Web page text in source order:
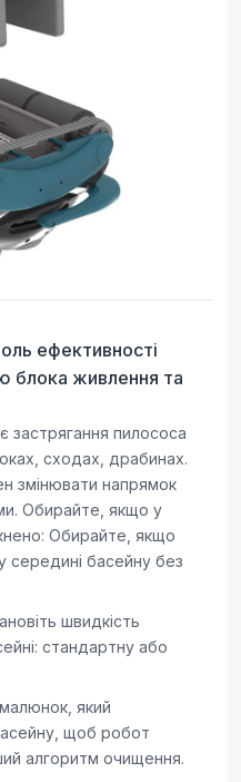
ефективності
блока живлення та
застрягання пилососа
сходах, драбинах.
змінювати напрямок
Обирайте, якщо у
Обирайте, якщо
середині басейну без
швидкість
стандартну або
який
щоб робот
алгоритм очищення.